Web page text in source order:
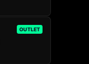
OUTLET